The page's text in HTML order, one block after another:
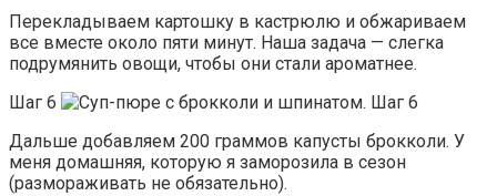
Перекладываем картошку в кастрюлю и обжариваем
все вместе около пяти минут. Наша задача — слегка
подрумянить овощи, чтобы они стали ароматнее.
Шаг 6
Дальше добавляем 200 граммов капусты брокколи. У
меня домашняя, которую я заморозила в сезон
(размораживать не обязательно).